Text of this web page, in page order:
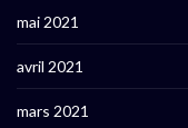
mai 2021
avril 2021
mars 2021